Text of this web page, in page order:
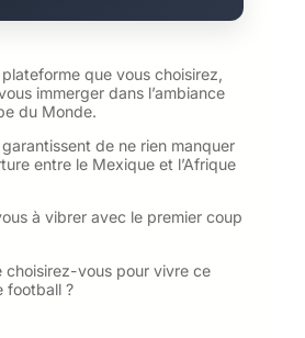
que vous choisirez,
immerger dans l’ambiance
du Monde.
de ne rien manquer
entre le Mexique et l’Afrique
à vibrer avec le premier coup
choisirez-vous pour vivre ce
football ?